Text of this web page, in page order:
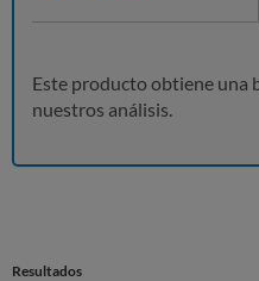
Este producto obtiene una
nuestros análisis.
Resultados